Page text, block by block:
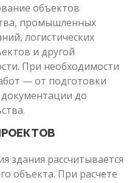
объектов
промышленных
логистических
и другой
При необходимости
— от подготовки
до
здания рассчитывается
объекта. При расчете